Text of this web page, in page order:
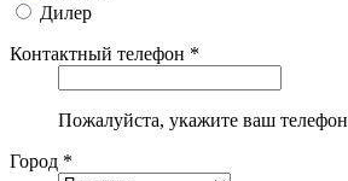
Дилер
Контактный телефон *
Пожалуйста, укажите ваш телефон
Город *